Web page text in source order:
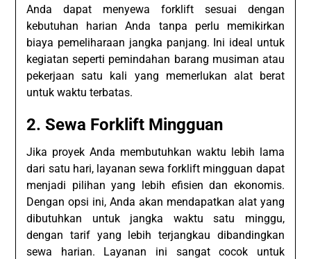
Anda dapat menyewa forklift sesuai dengan
kebutuhan harian Anda tanpa perlu memikirkan
biaya pemeliharaan jangka panjang. Ini ideal untuk
kegiatan seperti pemindahan barang musiman atau
pekerjaan satu kali yang memerlukan alat berat
untuk waktu terbatas.
2.Sewa Forklift Mingguan
Jika proyek Anda membutuhkan waktu lebih lama
dari satu hari, layanan sewa forklift mingguan dapat
menjadi pilihan yang lebih efisien dan ekonomis.
Dengan opsi ini, Anda akan mendapatkan alat yang
dibutuhkan untuk jangka waktu satu minggu,
dengan tarif yang lebih terjangkau dibandingkan
sewa harian. Layanan ini sangat cocok untuk